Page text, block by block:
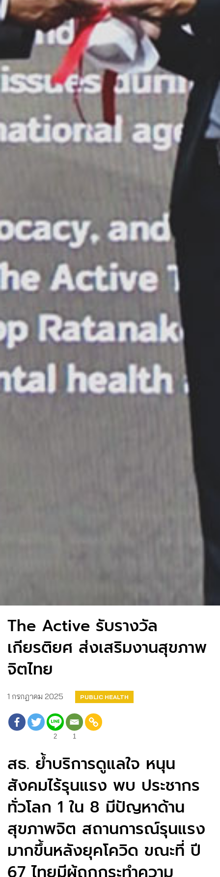
The Active รับรางวัล
เกียรติยศ ส่งเสริมงานสุขภาพ
จิตไทย
1 กรกฎาคม 2025 PUBLIC HEALTH
2 1
สธ. ย้ำบริการดูแลใจ หนุน
สังคมไร้รุนแรง พบ ประชากร
ทั่วโลก 1 ใน 8 มีปัญหาด้าน
สุขภาพจิต สถานการณ์รุนแรง
มากขึ้นหลังยุคโควิด ขณะที่ ปี
67 ไทยมีผู้ถูกกระทำความ